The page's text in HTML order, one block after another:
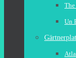
The
Un